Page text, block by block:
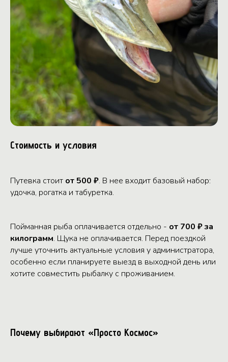
Стоимость и условия
Путевка стоит от 500 ₽. В нее входит базовый набор:
удочка, рогатка и табуретка.
Пойманная рыба оплачивается отдельно - от 700 ₽ за
килограмм. Щука не оплачивается. Перед поездкой
лучше уточнить актуальные условия у администратора,
особенно если планируете выезд в выходной день или
хотите совместить рыбалку с проживанием.
Почему выбирают «Просто Космос»